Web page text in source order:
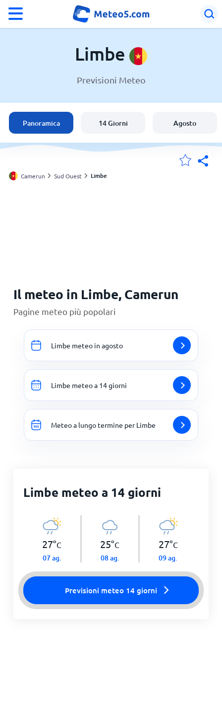
Camerun
Italia
Svizzera
Limbe
Previsioni Meteo
Panoramica 14 Giorni Agosto
Camerun Sud Ouest Limbe
Il meteo in Limbe, Camerun
Pagine meteo più popolari
Limbe meteo in agosto
Limbe meteo a 14 giorni
Meteo a lungo termine per Limbe
Limbe meteo a 14 giorni
27°C
07 ag.
25°C
08 ag.
27°C
09 ag.
Previsioni meteo 14 giorni